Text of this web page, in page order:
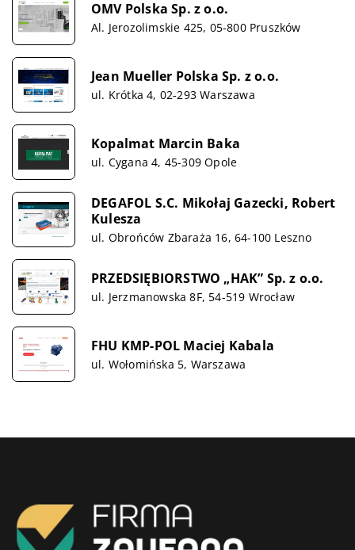
OMV Polska Sp. z o.o.
Al. Jerozolimskie 425, 05-800 Pruszków
Jean Mueller Polska Sp. z o.o.
ul. Krótka 4, 02-293 Warszawa
Kopalmat Marcin Baka
ul. Cygana 4, 45-309 Opole
DEGAFOL S.C. Mikołaj Gazecki, Robert
Kulesza
ul. Obrońców Zbaraża 16, 64-100 Leszno
PRZEDSIĘBIORSTWO „HAK” Sp. z o.o.
ul. Jerzmanowska 8F, 54-519 Wrocław
FHU KMP-POL Maciej Kabala
ul. Wołomińska 5, Warszawa